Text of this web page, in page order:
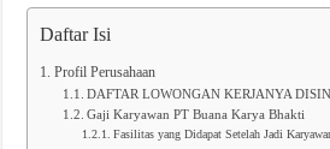
Daftar Isi
Profil Perusahaan
DAFTAR LOWONGAN KERJANYA
Gaji Karyawan PT Buana Karya Bhakti
Fasilitas yang Didapat Setelah Jadi